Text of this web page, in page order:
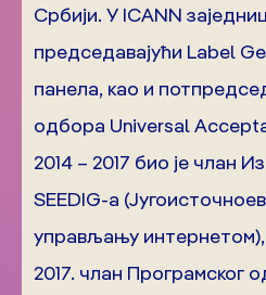
Србији. У ICANN
председавајући Label
панела, као и
одбора Universal
2014 – 2017 био је члан
SEEDIG-a
управљању интернетом),
2017. члан Програмског